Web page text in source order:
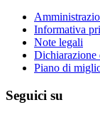
Informativa
Note legali
Dichiarazione
Piano di
Seguici su